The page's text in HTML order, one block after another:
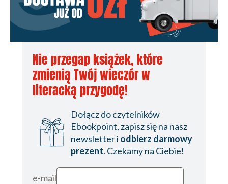
Nie przegap książek, które
zmienią Twój wieczór w
literacką przygodę!
Dołącz do czytelników
Ebookpoint, zapisz się na nasz
newsletter i odbierz darmowy
prezent. Czekamy na Ciebie!
e-mail